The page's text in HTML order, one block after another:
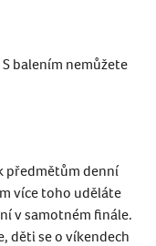
S balením nemůžete
předmětům denní
více toho uděláte
v samotném finále.
děti se o víkendech